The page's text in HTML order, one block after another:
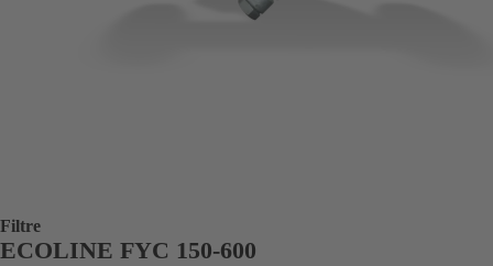
Filtre
ECOLINE FYC 150-600